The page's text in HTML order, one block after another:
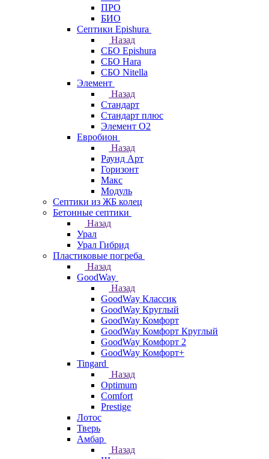
ПРО
БИО
Септики Epishura
Назад
СБО Epishura
СБО Hara
СБО Nitella
Элемент
Назад
Стандарт
Стандарт плюс
Элемент О2
Евробион
Назад
Раунд Арт
Горизонт
Макс
Модуль
Септики из ЖБ колец
Бетонные септики
Назад
Урал
Урал Гибрид
Пластиковые погреба
Назад
GoodWay
Назад
GoodWay Классик
GoodWay Круглый
GoodWay Комфорт
GoodWay Комфорт Круглый
GoodWay Комфорт 2
GoodWay Комфорт+
Tingard
Назад
Optimum
Comfort
Prestige
Лотос
Тверь
Амбар
Назад